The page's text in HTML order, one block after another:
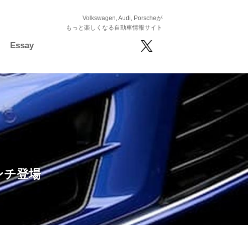
Volkswagen, Audi, Porscheが
もっと楽しくなる自動車情報サイト
Essay
チ登場